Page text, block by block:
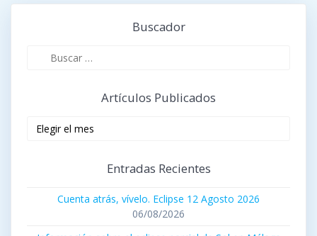
Buscador
Artículos Publicados
Entradas Recientes
Cuenta atrás, vívelo. Eclipse 12 Agosto 2026
06/08/2026